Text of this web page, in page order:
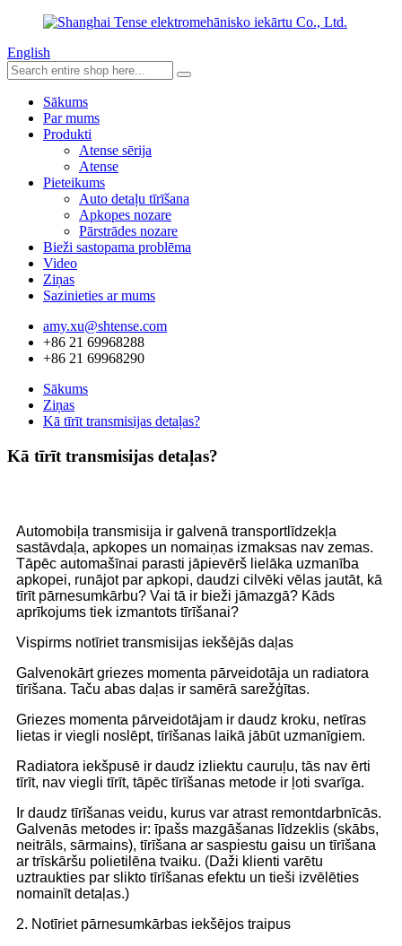
English
Sākums
Par mums
Produkti
Atense sērija
Atense
Pieteikums
Auto detaļu tīrīšana
Apkopes nozare
Pārstrādes nozare
Bieži sastopama problēma
Video
Ziņas
Sazinieties ar mums
amy.xu@shtense.com
+86 21 69968288
+86 21 69968290
Sākums
Ziņas
Kā tīrīt transmisijas detaļas?
Kā tīrīt transmisijas detaļas?
Automobiļa transmisija ir galvenā transportlīdzekļa
sastāvdaļa, apkopes un nomaiņas izmaksas nav zemas.
Tāpēc automašīnai parasti jāpievērš lielāka uzmanība
apkopei, runājot par apkopi, daudzi cilvēki vēlas jautāt, kā
tīrīt pārnesumkārbu? Vai tā ir bieži jāmazgā? Kāds
aprīkojums tiek izmantots tīrīšanai?
Vispirms notīriet transmisijas iekšējās daļas
Galvenokārt griezes momenta pārveidotāja un radiatora
tīrīšana. Taču abas daļas ir samērā sarežģītas.
Griezes momenta pārveidotājam ir daudz kroku, netīras
lietas ir viegli noslēpt, tīrīšanas laikā jābūt uzmanīgiem.
Radiatora iekšpusē ir daudz izliektu cauruļu, tās nav ērti
tīrīt, nav viegli tīrīt, tāpēc tīrīšanas metode ir ļoti svarīga.
Ir daudz tīrīšanas veidu, kurus var atrast remontdarbnīcās.
Galvenās metodes ir: īpašs mazgāšanas līdzeklis (skābs,
neitrāls, sārmains), tīrīšana ar saspiestu gaisu un tīrīšana
ar trīskāršu polietilēna tvaiku. (Daži klienti varētu
uztraukties par slikto tīrīšanas efektu un tieši izvēlēties
nomainīt detaļas.)
2. Notīriet pārnesumkārbas iekšējos traipus